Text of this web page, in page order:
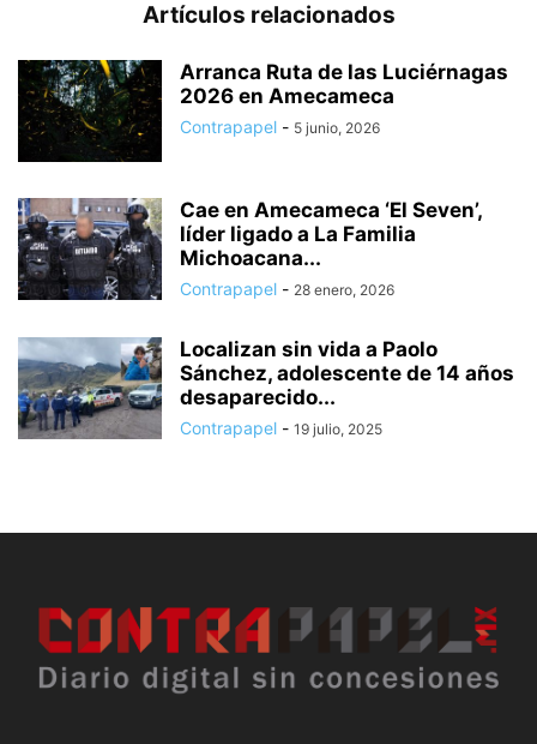
Artículos relacionados
Arranca Ruta de las Luciérnagas
2026 en Amecameca
Contrapapel - 5 junio, 2026
Cae en Amecameca ‘El Seven’,
líder ligado a La Familia
Michoacana...
Contrapapel - 28 enero, 2026
Localizan sin vida a Paolo
Sánchez, adolescente de 14 años
desaparecido...
Contrapapel - 19 julio, 2025